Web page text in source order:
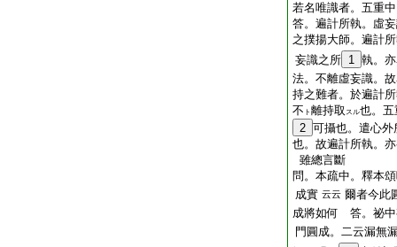
若名唯識者。五重
答。遍計所執。虛
之撲揚大師。遍計
妄識之所 1 執。
法。不離虛妄識。
持之難者。於遍計
不 ト 離持取 スル也。五
2 可攝也。遣心
也。故遍計所執。
雖總言斷
問。本疏中。釋本
成實 云云 爾者今此
成將如何 答。祕中
門圓成。二云漏無